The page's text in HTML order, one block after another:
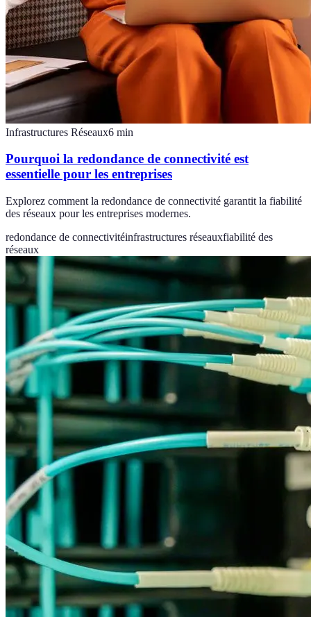
Infrastructures Réseaux6 min
Pourquoi la redondance de connectivité est
essentielle pour les entreprises
Explorez comment la redondance de connectivité garantit la fiabilité
des réseaux pour les entreprises modernes.
redondance de connectivitéinfrastructures réseauxfiabilité des
réseaux